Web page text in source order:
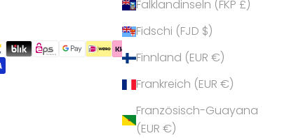
Falklandinseln (FKP £)
Fidschi (FJD $)
Finnland (EUR €)
Frankreich (EUR €)
Französisch-Guayana
(EUR €)